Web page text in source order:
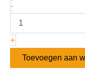
-
+
Toevoegen aan